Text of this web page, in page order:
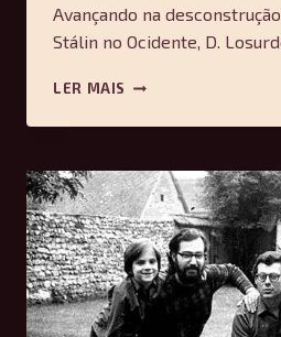
Avançando na
Stálin no Ocidente, D.
LER MAIS DOCUMENTOS
VEZ
NARRATIVAS:
SOBRE
“UM
STÁLIN
DESCONHECIDO”
–
MARCOS
BARREIRA